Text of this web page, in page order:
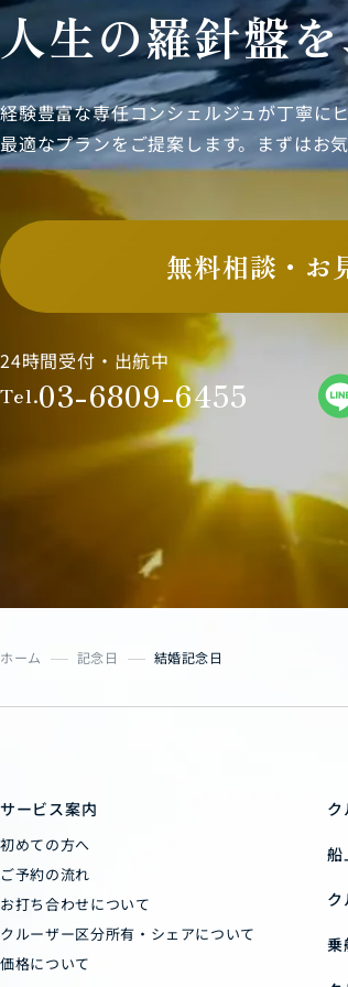
人生の羅針盤
経験豊富な専任コンシェルジュが丁寧にヒ
最適なプランをご提案します。まずはお
無料相談・お
24時間受付・出航中
Tel.03-6809-6455
ホーム 記念日 結婚記念日
サービス案内
初めての方へ
ご予約の流れ
お打ち合わせについて
クルーザー区分所有・シェアについて
価格について
ク
船
ク
乗